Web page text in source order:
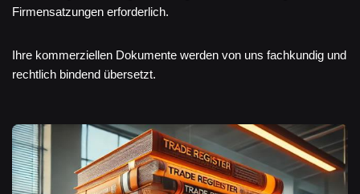
Firmensatzungen erforderlich.
Ihre kommerziellen Dokumente werden von uns fachkundig und
rechtlich bindend übersetzt.